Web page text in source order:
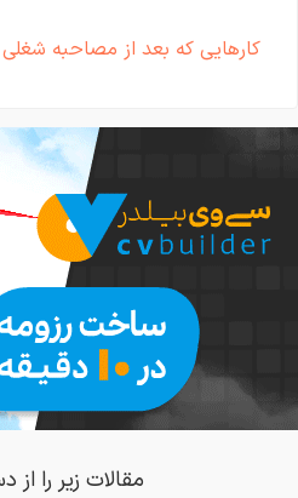
کارهایی که بعد از مصاحبه
مقالات زیر را